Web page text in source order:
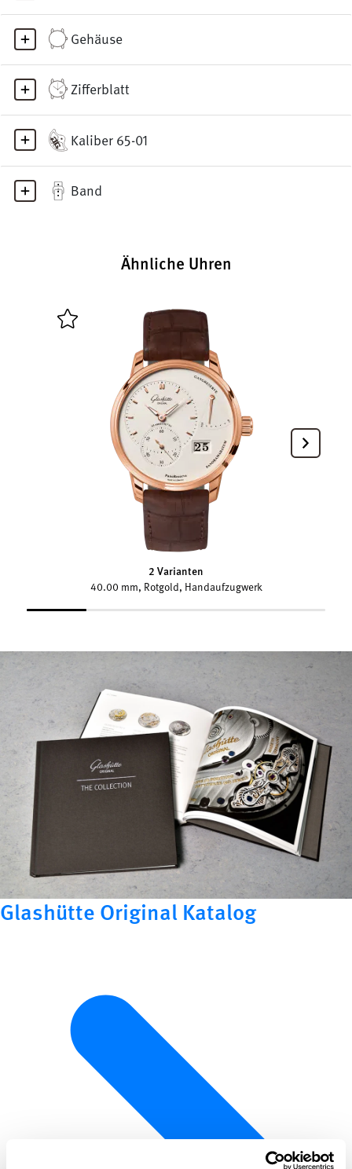
Gehäuse
Zifferblatt
Kaliber 65-01
Band
Ähnliche Uhren
2 Varianten
40.00 mm, Rotgold, Handaufzugwerk
Glashütte Original Katalog